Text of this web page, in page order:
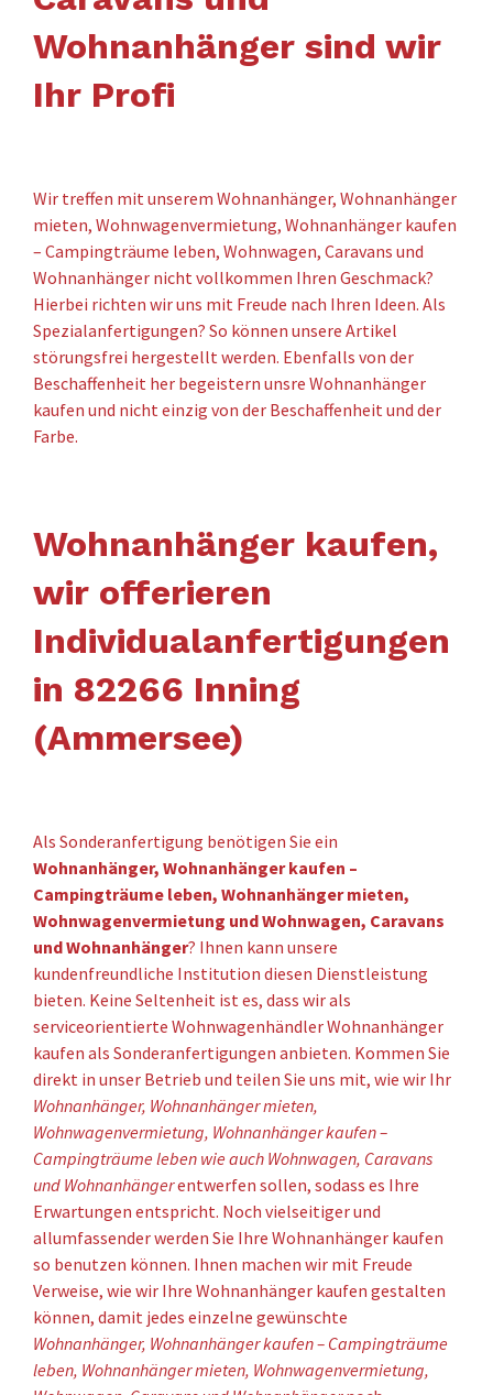
Wohnanhänger sind wir
Ihr Profi
Wir treffen mit unserem Wohnanhänger, Wohnanhänger
mieten, Wohnwagenvermietung, Wohnanhänger kaufen
– Campingträume leben, Wohnwagen, Caravans und
Wohnanhänger nicht vollkommen Ihren Geschmack?
Hierbei richten wir uns mit Freude nach Ihren Ideen. Als
Spezialanfertigungen? So können unsere Artikel
störungsfrei hergestellt werden. Ebenfalls von der
Beschaffenheit her begeistern unsre Wohnanhänger
kaufen und nicht einzig von der Beschaffenheit und der
Farbe.
Wohnanhänger kaufen,
wir offerieren
Individualanfertigungen
in 82266 Inning
(Ammersee)
Als Sonderanfertigung benötigen Sie ein
Wohnanhänger, Wohnanhänger kaufen –
Campingträume leben, Wohnanhänger mieten,
Wohnwagenvermietung und Wohnwagen, Caravans
und Wohnanhänger? Ihnen kann unsere
kundenfreundliche Institution diesen Dienstleistung
bieten. Keine Seltenheit ist es, dass wir als
serviceorientierte Wohnwagenhändler Wohnanhänger
kaufen als Sonderanfertigungen anbieten. Kommen Sie
direkt in unser Betrieb und teilen Sie uns mit, wie wir Ihr
Wohnanhänger, Wohnanhänger mieten,
Wohnwagenvermietung, Wohnanhänger kaufen –
Campingträume leben wie auch Wohnwagen, Caravans
und Wohnanhängerentwerfen sollen, sodass es Ihre
Erwartungen entspricht. Noch vielseitiger und
allumfassender werden Sie Ihre Wohnanhänger kaufen
so benutzen können. Ihnen machen wir mit Freude
Verweise, wie wir Ihre Wohnanhänger kaufen gestalten
können, damit jedes einzelne gewünschte
Wohnanhänger, Wohnanhänger kaufen – Campingträume
leben, Wohnanhänger mieten, Wohnwagenvermietung,